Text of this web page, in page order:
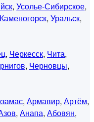
, Усолье-Сибирское,
, Уральск,
, Черкесск, Чита,
, Черновцы,
, Армавир, Артём,
, Анапа, Абовян,